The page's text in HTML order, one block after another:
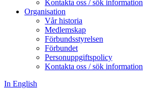
Kontakta oss / sök information
Organisation
Vår historia
Medlemskap
Förbundsstyrelsen
Förbundet
Personuppgiftspolicy
Kontakta oss / sök information
In English